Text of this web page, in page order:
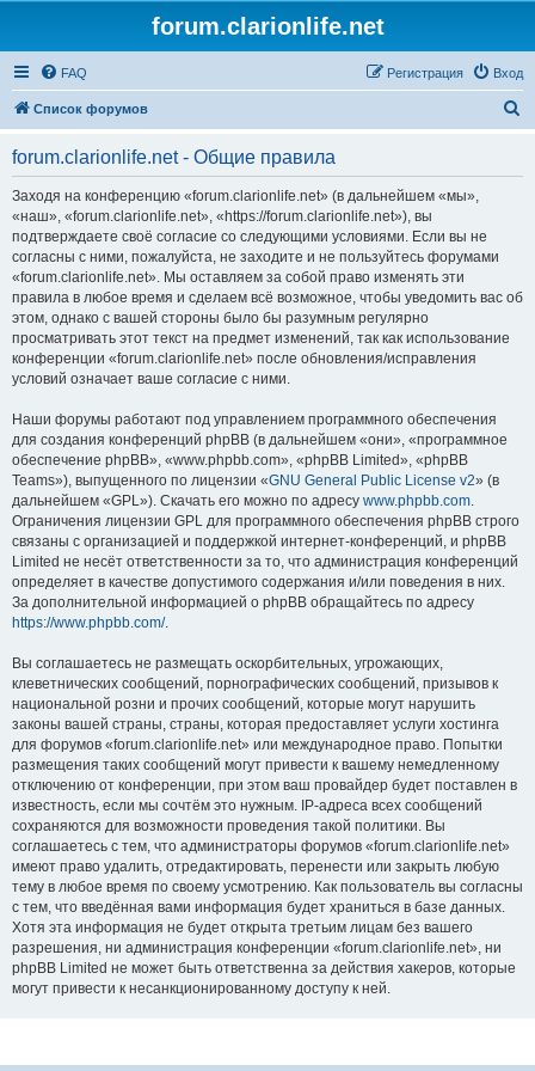
forum.clarionlife.net
FAQ Вход
Регистрация
Список форумов
forum.clarionlife.net - Общие правила
Заходя на конференцию «forum.clarionlife.net» (в дальнейшем «мы»,
«наш», «forum.clarionlife.net», «https://forum.clarionlife.net»), вы
подтверждаете своё согласие со следующими условиями. Если вы не
согласны с ними, пожалуйста, не заходите и не пользуйтесь форумами
«forum.clarionlife.net». Мы оставляем за собой право изменять эти
правила в любое время и сделаем всё возможное, чтобы уведомить вас об
этом, однако с вашей стороны было бы разумным регулярно
просматривать этот текст на предмет изменений, так как использование
конференции «forum.clarionlife.net» после обновления/исправления
условий означает ваше согласие с ними.
Наши форумы работают под управлением программного обеспечения
для создания конференций phpBB (в дальнейшем «они», «программное
обеспечение phpBB», «www.phpbb.com», «phpBB Limited», «phpBB
Teams»), выпущенного по лицензии «GNU General Public License v2» (в
дальнейшем «GPL»). Скачать его можно по адресу www.phpbb.com.
Ограничения лицензии GPL для программного обеспечения phpBB строго
связаны с организацией и поддержкой интернет-конференций, и phpBB
Limited не несёт ответственности за то, что администрация конференций
определяет в качестве допустимого содержания и/или поведения в них.
За дополнительной информацией о phpBB обращайтесь по адресу
https://www.phpbb.com/.
Вы соглашаетесь не размещать оскорбительных, угрожающих,
клеветнических сообщений, порнографических сообщений, призывов к
национальной розни и прочих сообщений, которые могут нарушить
законы вашей страны, страны, которая предоставляет услуги хостинга
для форумов «forum.clarionlife.net» или международное право. Попытки
размещения таких сообщений могут привести к вашему немедленному
отключению от конференции, при этом ваш провайдер будет поставлен в
известность, если мы сочтём это нужным. IP-адреса всех сообщений
сохраняются для возможности проведения такой политики. Вы
соглашаетесь с тем, что администраторы форумов «forum.clarionlife.net»
имеют право удалить, отредактировать, перенести или закрыть любую
тему в любое время по своему усмотрению. Как пользователь вы согласны
с тем, что введённая вами информация будет храниться в базе данных.
Хотя эта информация не будет открыта третьим лицам без вашего
разрешения, ни администрация конференции «forum.clarionlife.net», ни
phpBB Limited не может быть ответственна за действия хакеров, которые
могут привести к несанкционированному доступу к ней.